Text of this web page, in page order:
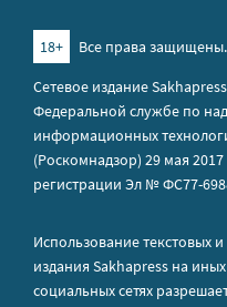
18+
Все права защищены.
Сетевое издание
Федеральной службе по
информационных
(Роскомнадзор) 29 мая 2017
регистрации Эл № ФС77-
Использование текстовых
издания Sakhapress на
социальных сетях